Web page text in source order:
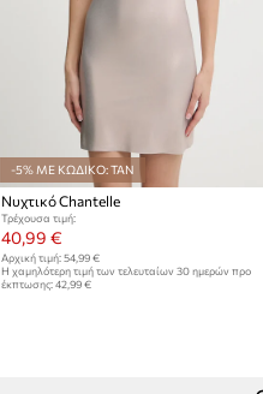
-5% ΜΕ ΚΩΔΙΚΟ: TAN
Νυχτικό Chantelle
Τρέχουσα τιμή:
40,99 €
Αρχική τιμή: 54,99 €
Η χαμηλότερη τιμή των τελευταίων 30 ημερών προ
έκπτωσης: 42,99 €